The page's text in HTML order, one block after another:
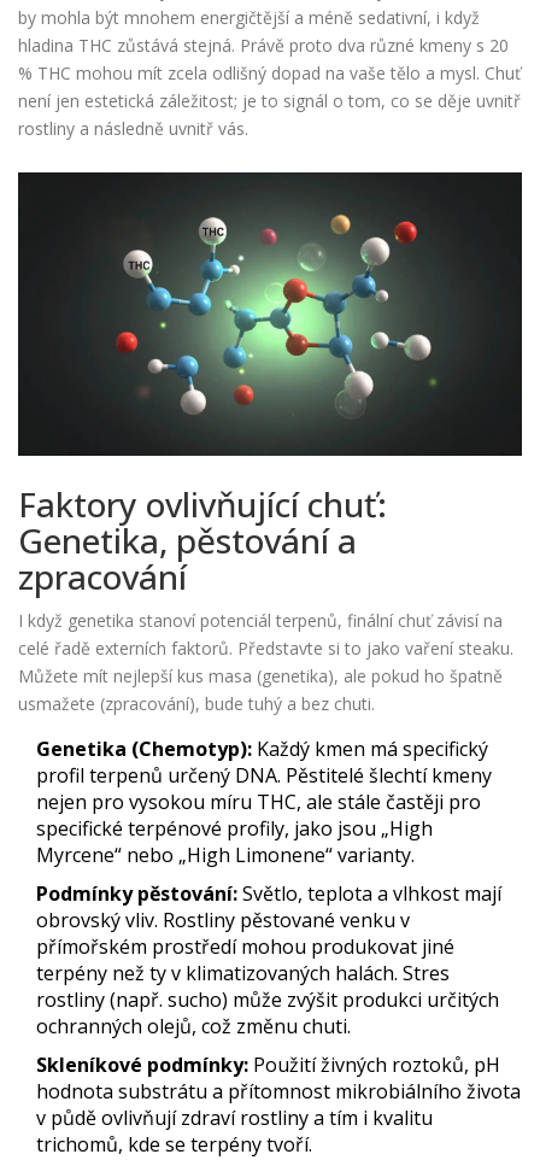
by mohla být mnohem energičtější a méně sedativní, i když
hladina THC zůstává stejná. Právě proto dva různé kmeny s 20
% THC mohou mít zcela odlišný dopad na vaše tělo a mysl. Chuť
není jen estetická záležitost; je to signál o tom, co se děje uvnitř
rostliny a následně uvnitř vás.
Faktory ovlivňující chuť:
Genetika, pěstování a
zpracování
I když genetika stanoví potenciál terpenů, finální chuť závisí na
celé řadě externích faktorů. Představte si to jako vaření steaku.
Můžete mít nejlepší kus masa (genetika), ale pokud ho špatně
usmažete (zpracování), bude tuhý a bez chuti.
Genetika (Chemotyp): Každý kmen má specifický
profil terpenů určený DNA. Pěstitelé šlechtí kmeny
nejen pro vysokou míru THC, ale stále častěji pro
specifické terpénové profily, jako jsou „High
Myrcene“ nebo „High Limonene“ varianty.
Podmínky pěstování:Světlo, teplota a vlhkost mají
obrovský vliv. Rostliny pěstované venku v
přímořském prostředí mohou produkovat jiné
terpény než ty v klimatizovaných halách. Stres
rostliny (např. sucho) může zvýšit produkci určitých
ochranných olejů, což změnu chuti.
Skleníkové podmínky: Použití živných roztoků, pH
hodnota substrátu a přítomnost mikrobiálního života
v půdě ovlivňují zdraví rostliny a tím i kvalitu
trichomů, kde se terpény tvoří.